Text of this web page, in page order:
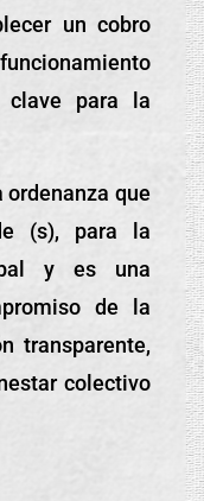
un cobro
clave para la
ordenanza que
(s), para la
y es una
de la
transparente,
colectivo